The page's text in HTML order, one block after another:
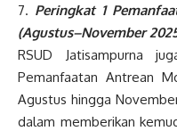
7. Peringkat 1
(Agustus–November
RSUD Jatisampurna
Pemanfaatan Antrean
Agustus hingga
dalam memberikan